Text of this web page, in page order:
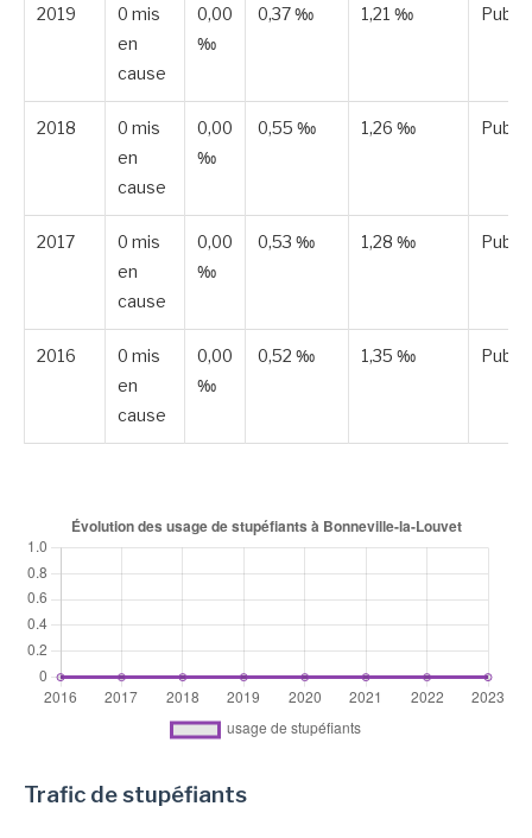
2019
0 mis
en
cause
0,00
‰
0,37 ‰ 1,21 ‰
2018
0 mis
en
cause
0,00
‰
0,55 ‰ 1,26 ‰
2017
0 mis
en
cause
0,00
‰
0,53 ‰ 1,28 ‰
2016
0 mis
en
cause
0,00
‰
0,52 ‰ 1,35 ‰
Trafic de stupéfiants